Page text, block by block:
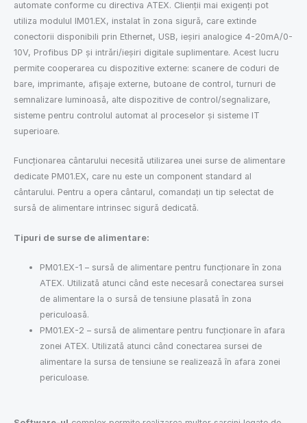
automate conforme cu directiva ATEX. Clienții mai exigenți pot
utiliza modulul IM01.EX, instalat în zona sigură, care extinde
conectorii disponibili prin Ethernet, USB, ieșiri analogice 4-20mA/0-
10V, Profibus DP și intrări/ieșiri digitale suplimentare. Acest lucru
permite cooperarea cu dispozitive externe: scanere de coduri de
bare, imprimante, afișaje externe, butoane de control, turnuri de
semnalizare luminoasă, alte dispozitive de control/segnalizare,
sisteme pentru controlul automat al proceselor și sisteme IT
superioare.
Funcționarea cântarului necesită utilizarea unei surse de alimentare
dedicate PM01.EX, care nu este un component standard al
cântarului. Pentru a opera cântarul, comandați un tip selectat de
sursă de alimentare intrinsec sigură dedicată.
Tipuri de surse de alimentare:
PM01.EX-1 – sursă de alimentare pentru funcționare în zona
ATEX. Utilizată atunci când este necesară conectarea sursei
de alimentare la o sursă de tensiune plasată în zona
periculoasă.
PM01.EX-2 – sursă de alimentare pentru funcționare în afara
zonei ATEX. Utilizată atunci când conectarea sursei de
alimentare la sursa de tensiune se realizează în afara zonei
periculoase.